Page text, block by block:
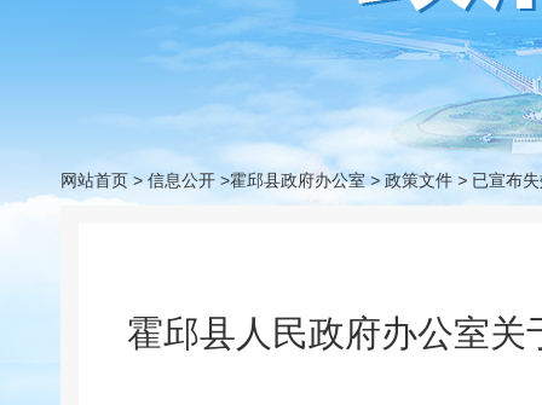
网站首页 > 信息公开 >霍邱县政府办公室 > 政策文件 > 已宣布
霍邱县人民政府办公室